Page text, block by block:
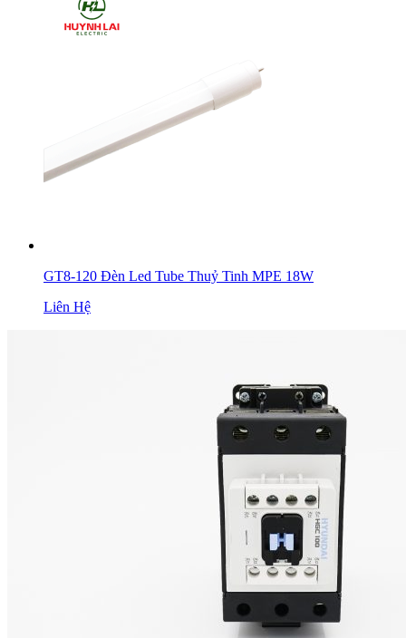
GT8-120 Đèn Led Tube Thuỷ Tinh MPE 18W
Liên Hệ